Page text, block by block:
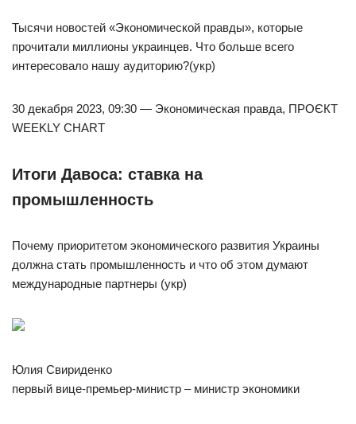
Тысячи новостей «Экономической правды», которые
прочитали миллионы украинцев. Что больше всего
интересовало нашу аудиторию?(укр)
30 декабря 2023, 09:30 — Экономическая правда, ПРОЄКТ
WEEKLY CHART
Итоги Давоса: ставка на
промышленность
Почему приоритетом экономического развития Украины
должна стать промышленность и что об этом думают
международные партнеры (укр)
Юлия Свириденко
первый вице-премьер-министр – министр экономики